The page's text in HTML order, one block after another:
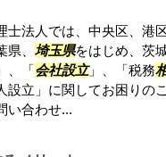
士法人では、中央区、港
、 埼玉県をはじめ、茨
、「会社設立」、「税務
設立」に関してお困りの
い合わせ...